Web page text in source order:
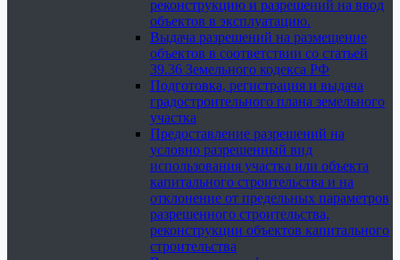
реконструкцию и разрешений на ввод
объектов в эксплуатацию.
Выдача разрешений на размещение
объектов в соответствии со статьей
39.36 Земельного кодекса РФ
Подготовка, регистрация и выдача
градостроительного плана земельного
участка
Предоставление разрешений на
условно разрешенный вид
использования участка или объекта
капитального строительства и на
отклонение от предельных параметров
разрешенного строительства,
реконструкции объектов капитального
строительства